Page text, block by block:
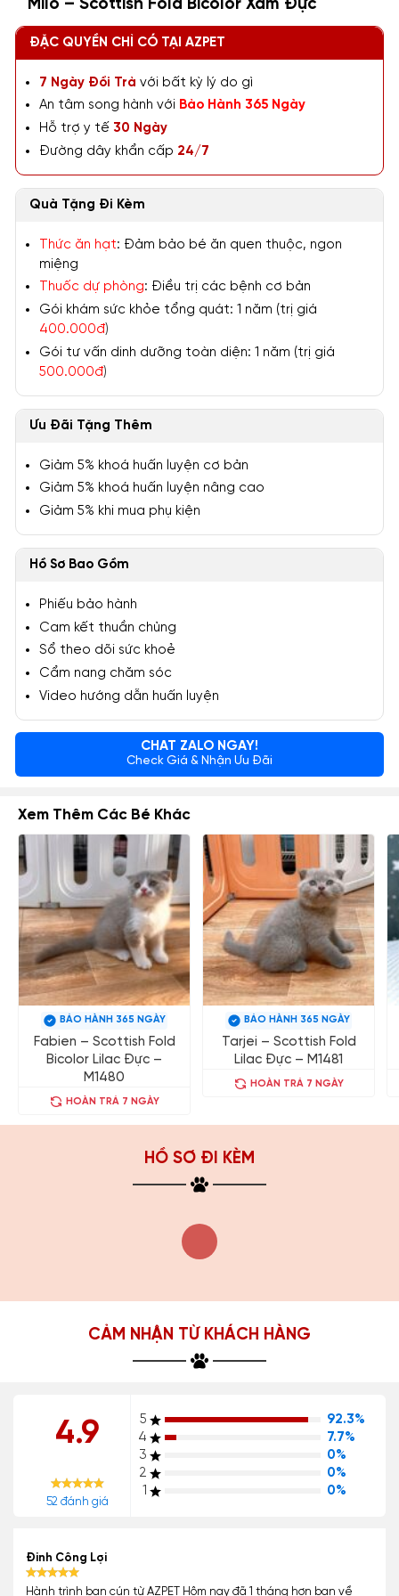
Milo – Scottish Fold Bicolor Xám Đực
ĐẶC QUYỀN CHỈ CÓ TẠI AZPET
7 Ngày Đổi Trả với bất kỳ lý do gì
An tâm song hành với Bảo Hành 365 Ngày
Hỗ trợ y tế 30 Ngày
Đường dây khẩn cấp 24/7
Quà Tặng Đi Kèm
Thức ăn hạt: Đảm bảo bé ăn quen thuộc, ngon
miệng
Thuốc dự phòng: Điều trị các bệnh cơ bản
Gói khám sức khỏe tổng quát: 1 năm (trị giá
400.000đ)
Gói tư vấn dinh dưỡng toàn diện: 1 năm (trị giá
500.000đ)
Ưu Đãi Tặng Thêm
Giảm 5% khoá huấn luyện cơ bản
Giảm 5% khoá huấn luyện nâng cao
Giảm 5% khi mua phụ kiện
Hồ Sơ Bao Gồm
Phiếu bảo hành
Cam kết thuần chủng
Sổ theo dõi sức khoẻ
Cẩm nang chăm sóc
Video hướng dẫn huấn luyện
CHAT ZALO NGAY!
Check Giá & Nhận Ưu Đãi
Xem Thêm Các Bé Khác
BẢO HÀNH 365 NGÀY
Fabien – Scottish Fold
Bicolor Lilac Đực –
M1480
HOÀN TRẢ 7 NGÀY
BẢO HÀNH 365 NGÀY
Tarjei – Scottish Fold
Lilac Đực – M1481
HOÀN TRẢ 7 NGÀY
HỒ SƠ ĐI KÈM
CẢM NHẬN TỪ KHÁCH HÀNG
4.9
52 đánh giá
5
92.3%
4
7.7%
3
0%
2
0%
1
0%
Đinh Công Lợi
Hành trình bạn cún từ AZPET Hôm nay đã 1 tháng hơn bạn về